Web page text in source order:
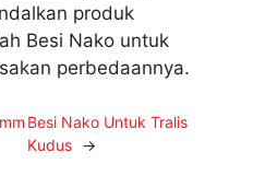
produk
Besi Nako untuk
perbedaannya.
Besi Nako Untuk Tralis
Kudus
→